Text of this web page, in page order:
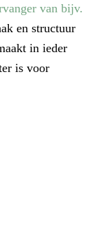
van bijv.
en structuur
in ieder
is voor